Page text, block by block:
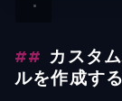
カスタ
ルを作成する